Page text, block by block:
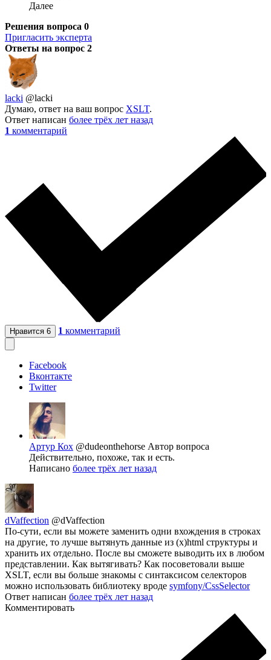
Далее
Решения вопроса 0
Пригласить эксперта
Ответы на вопрос 2
lacki @lacki
Думаю, ответ на ваш вопрос XSLT.
Ответ написан более трёх лет назад
1 комментарий
Нравится 6 1 комментарий
Facebook
Вконтакте
Twitter
Артур Кох @dudeonthehorse Автор вопроса
Действительно, похоже, так и есть.
Написано более трёх лет назад
dVaffection @dVaffection
По-сути, если вы можете заменить одни вхождения в строках
на другие, то лучше вытянуть данные из (x)html структуры и
хранить их отдельно. После вы сможете выводить их в любом
представлении. Как вытягивать? Как посоветовали выше
XSLT, если вы больше знакомы с синтаксисом селекторов
можно использовать библиотеку вроде symfony/CssSelector
Ответ написан более трёх лет назад
Комментировать